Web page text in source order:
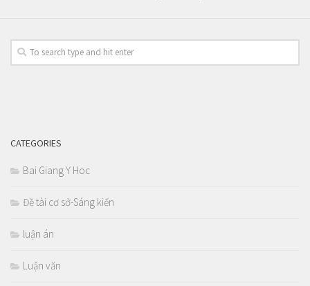
CATEGORIES
Bai Giang Y Hoc
Đề tài cơ sở-Sáng kiến
luận án
Luận văn